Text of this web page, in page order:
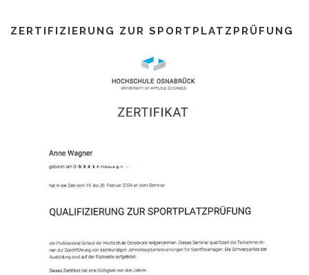
ZERTIFIZIERUNG ZUR SPORTPLATZPRÜFUNG